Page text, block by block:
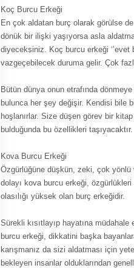
Koç Burcu Erkeği
En çok aldatan burç olarak görülse
dönük bir ilişki yaşıyorsa asla
diyeceksiniz. Koç burcu erkeği ‘’evet
vazgeçebilecek duruma gelir. Çok
Bütün dünya onun etrafında
bulunca her şey değişir. Kendisi bile
hoşlanırlar. Size düşen görev bir
bulduğunda bu özellikleri taşıyacaktır.
Kova Burcu Erkeği
Özgürlüğüne düşkün, zeki, çok yönlü
dolayı kova burcu erkeği,
olasılığı yüksek olan burç erkeğidir.
Sürekli kısıtlayıp hayatına
burcu erkeği, dikkatini başka
karışmanız da sizi aldatması için
bekleyen insanlar olduklarından